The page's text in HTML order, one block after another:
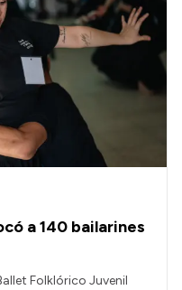
a 140 bailarines
Folklórico Juvenil